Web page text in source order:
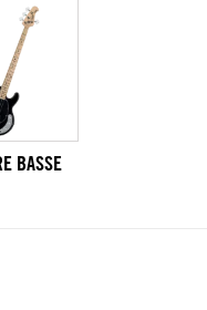
BASSE